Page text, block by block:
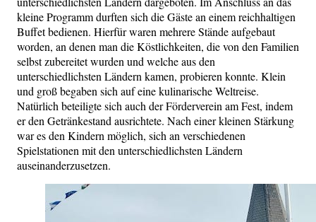
kleine Programm durften sich die Gäste an einem reichhaltigen
Buffet bedienen. Hierfür waren mehrere Stände aufgebaut
worden, an denen man die Köstlichkeiten, die von den Familien
selbst zubereitet wurden und welche aus den
unterschiedlichsten Ländern kamen, probieren konnte. Klein
und groß begaben sich auf eine kulinarische Weltreise.
Natürlich beteiligte sich auch der Förderverein am Fest, indem
er den Getränkestand ausrichtete. Nach einer kleinen Stärkung
war es den Kindern möglich, sich an verschiedenen
Spielstationen mit den unterschiedlichsten Ländern
auseinanderzusetzen.